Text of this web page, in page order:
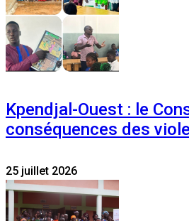
Kpendjal-Ouest : le
conséquences des
25 juillet 2026